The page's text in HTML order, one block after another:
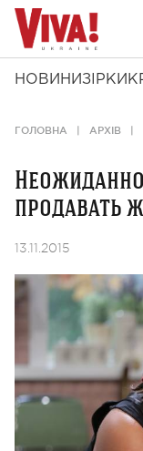
НОВИНИ ЗІРКИ
ГОЛОВНА АРХІВ
продавать
13.11.2015